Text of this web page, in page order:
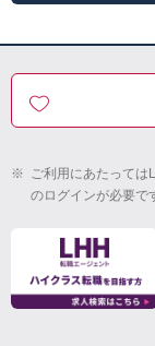
※ ご利用にあたって
のログインが必要で